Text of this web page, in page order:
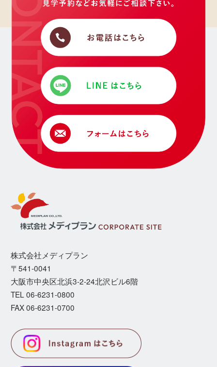
株式会社メディプラン
〒541-0041
⼤阪市中央区北浜3-2-24北沢ビル6階
TEL 06-6231-0800
FAX 06-6231-0700